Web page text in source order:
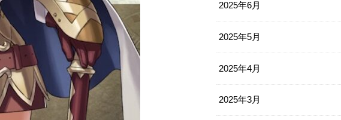
2025年6月
2025年5月
2025年4月
2025年3月